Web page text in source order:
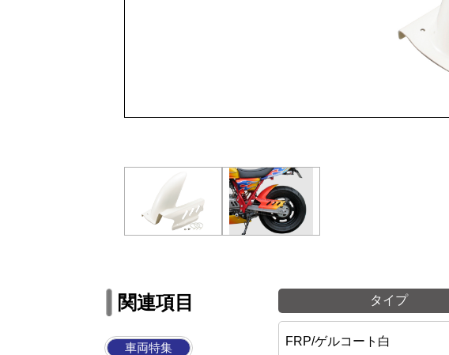
関連項目
車両特集
タイプ
FRP/ゲルコート白